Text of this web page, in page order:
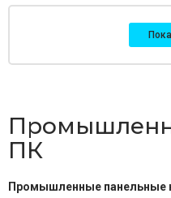
ПК
Промышленные панельные